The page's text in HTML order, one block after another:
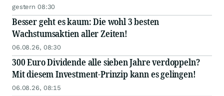
gestern 08:30
Besser geht es kaum: Die wohl 3 besten
Wachstumsaktien aller Zeiten!
06.08.26, 08:30
300 Euro Dividende alle sieben Jahre verdoppeln?
Mit diesem Investment-Prinzip kann es gelingen!
06.08.26, 08:15